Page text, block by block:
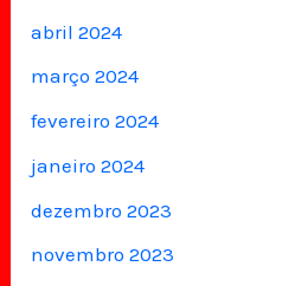
abril 2024
março 2024
fevereiro 2024
janeiro 2024
dezembro 2023
novembro 2023